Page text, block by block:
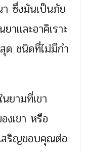
า ซึ่งมันเป็นภัย
เเละอาคิเราะ
ด ชนิดที่ไม่มีกำ
ยามที่เขา
เขา หรือ
สริญขอบคุณต่อ